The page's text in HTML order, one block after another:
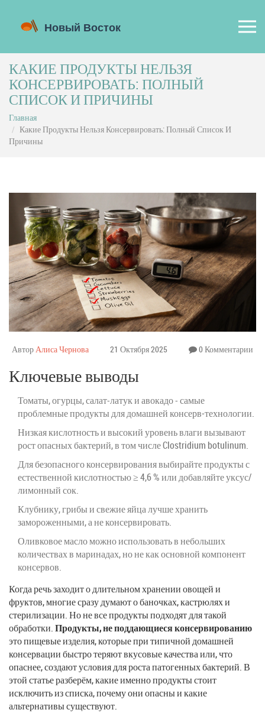
КАКИЕ ПРОДУКТЫ НЕЛЬЗЯ
КОНСЕРВИРОВАТЬ: ПОЛНЫЙ
СПИСОК И ПРИЧИНЫ
Главная
Какие Продукты Нельзя Консервировать: Полный Список И
Причины
АвторАлиса Чернова 21 Октября 2025 0 Комментарии
Ключевые выводы
Томаты, огурцы, салат-латук и авокадо - самые
проблемные продукты для домашней консерв‑технологии.
Низкая кислотность и высокий уровень влаги вызывают
рост опасных бактерий, в том числе Clostridium botulinum.
Для безопасного консервирования выбирайте продукты с
естественной кислотностью ≥ 4,6 % или добавляйте уксус/
лимонный сок.
Клубнику, грибы и свежие яйца лучше хранить
замороженными, а не консервировать.
Оливковое масло можно использовать в небольших
количествах в маринадах, но не как основной компонент
консервов.
Когда речь заходит о длительном хранении овощей и
фруктов, многие сразу думают о баночках, кастрюлях и
стерилизации. Но не все продукты подходят для такой
обработки.Продукты, не поддающиеся консервированию
это пищевые изделия, которые при типичной домашней
консервации быстро теряют вкусовые качества или, что
опаснее, создают условия для роста патогенных бактерий. В
этой статье разберём, какие именно продукты стоит
исключить из списка, почему они опасны и какие
альтернативы существуют.